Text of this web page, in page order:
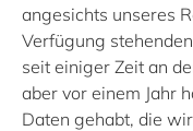
angesichts unseres
Verfügung
seit einiger Zeit an
aber vor einem Jahr
Daten gehabt, die